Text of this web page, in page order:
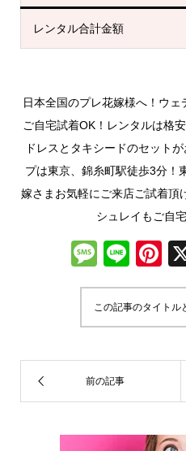
レンタル合計金額
日本全国のプレ花嫁様へ！ウ
ご自宅試着OK！レンタルは格
ドレスとタキシードのセット
プは東京、錦糸町駅徒歩3分！
嫁さまお気軽にご来店ご試着頂
シュレイもご自
M
e
ss
a
g
e
Li
n
e
Pi
nt
er
e
st
この記事のタイトル